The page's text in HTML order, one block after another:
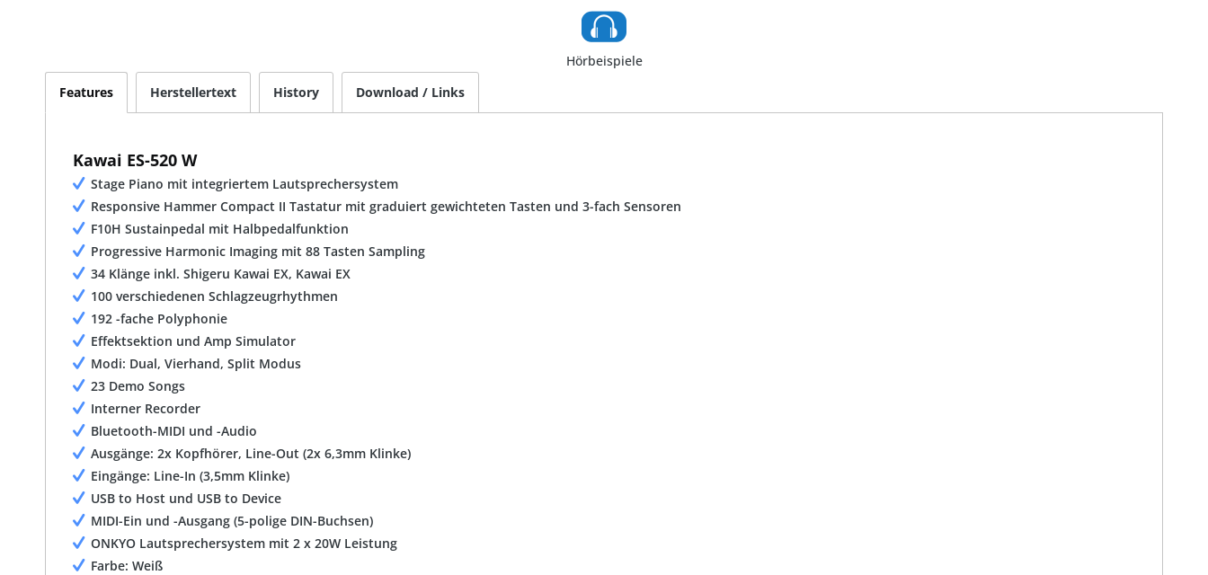
Hörbeispiele
Features
Herstellertext History Download / Links
Kawai ES-520 W
Stage Piano mit integriertem Lautsprechersystem
Responsive Hammer Compact II Tastatur mit graduiert gewichteten Tasten und 3-fach Sensoren
F10H Sustainpedal mit Halbpedalfunktion
Progressive Harmonic Imaging mit 88 Tasten Sampling
34 Klänge inkl. Shigeru Kawai EX, Kawai EX
100 verschiedenen Schlagzeugrhythmen
192 -fache Polyphonie
Effektsektion und Amp Simulator
Modi: Dual, Vierhand, Split Modus
23 Demo Songs
Interner Recorder
Bluetooth-MIDI und -Audio
Ausgänge: 2x Kopfhörer, Line-Out (2x 6,3mm Klinke)
Eingänge: Line-In (3,5mm Klinke)
USB to Host und USB to Device
MIDI-Ein und -Ausgang (5-polige DIN-Buchsen)
ONKYO Lautsprechersystem mit 2 x 20W Leistung
Farbe: Weiß